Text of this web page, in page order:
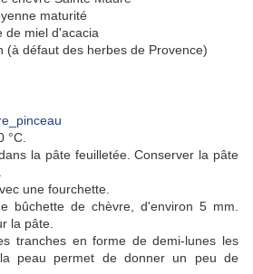
maturité
de miel d'acacia
(à défaut des herbes de Provence)
°C.
la pâte feuilletée. Conserver la pâte
une fourchette.
bûchette de chèvre, d'environ 5 mm.
la pâte.
tranches en forme de demi-lunes les
la peau permet de donner un peu de